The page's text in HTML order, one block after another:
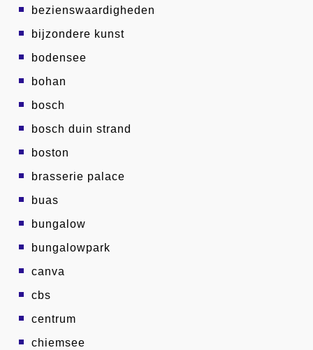
bezienswaardigheden
bijzondere kunst
bodensee
bohan
bosch
bosch duin strand
boston
brasserie palace
buas
bungalow
bungalowpark
canva
cbs
centrum
chiemsee